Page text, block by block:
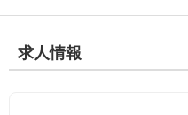
求人情報